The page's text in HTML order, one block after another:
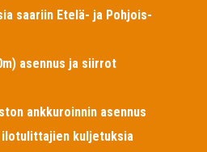
saariin Etelä- ja Pohjois-
asennus ja siirrot
ankkuroinnin asennus
ilotulittajien kuljetuksia